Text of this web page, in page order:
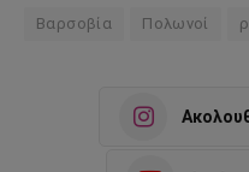
Βαρσοβία Πολωνοί